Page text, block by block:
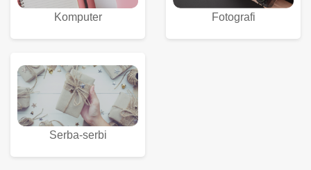
Komputer Fotografi
Serba-serbi